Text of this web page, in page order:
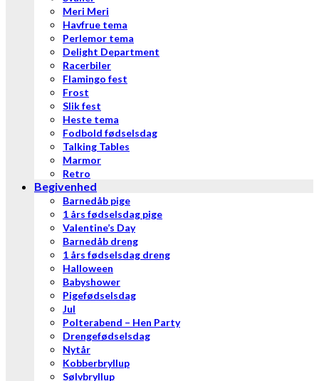
Meri Meri
Havfrue tema
Perlemor tema
Delight Department
Racerbiler
Flamingo fest
Frost
Slik fest
Heste tema
Fodbold fødselsdag
Talking Tables
Marmor
Retro
Begivenhed
Barnedåb pige
1 års fødselsdag pige
Valentine’s Day
Barnedåb dreng
1 års fødselsdag dreng
Halloween
Babyshower
Pigefødselsdag
Jul
Polterabend – Hen Party
Drengefødselsdag
Nytår
Kobberbryllup
Sølvbryllup